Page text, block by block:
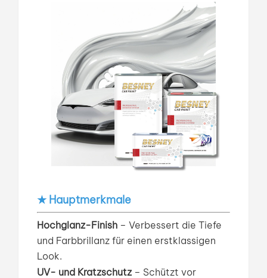
★ Hauptmerkmale
Hochglanz-Finish– Verbessert die Tiefe
und Farbbrillanz für einen erstklassigen
Look.
UV- und Kratzschutz– Schützt vor